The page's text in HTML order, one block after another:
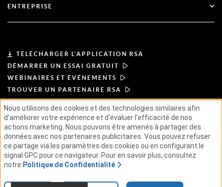
Documentation
Devenir partenaire
ENTREPRISE
Leadership
Actualités et presse
Ressources
Carrières
TÉLÉCHARGER L'APPLICATION RSA
DÉMARRER UN ESSAI GRATUIT
WEBINAIRES ET ÉVÉNEMENTS
TROUVER UN PARTENAIRE RSA
CONDITIONS D'UTILISATION
POLITIQUE DE CONFIDENTIALITÉ
ACCORDS TYPES
PRINCIPES APPLICABLES AUX FOURNISSEURS
CHAÎNE D'APPROVISIONNEMENT ÉTHIQUEGSE
© 2026 RSA Security USA LLC ou ses filiales. Tous droits réservés.
Nous utilisons des cookies et des technologies similaires afin
d'améliorer votre expérience et d'évaluer l'efficacité de nos
actions marketing. Nous pouvons être amenés à partager des
données avec nos partenaires publicitaires. Vous pouvez refuser
ce partage via les paramètres des cookies ou en configurant le
signal GPC pour ce navigateur. Pour en savoir plus, consultez
notre Politique de Confidentialité